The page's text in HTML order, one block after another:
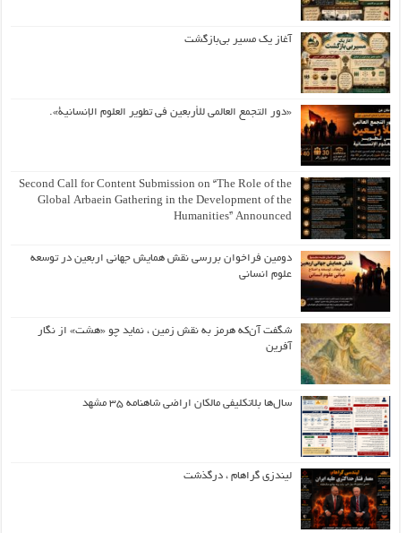
آغاز یک مسیر بی‌بازگشت
«دور التجمع العالمي للأربعين في تطوير العلوم الإنسانية».
Second Call for Content Submission on “The Role of the
Global Arbaein Gathering in the Development of the
Humanities” Announced
دومین فراخوان بررسی نقش همایش جهانی اربعین در توسعه
علوم انسانی
شگفت آن‌که هرمز به نقش زمین ، نماید چو «هشت» از نگار
آفرین
سال‌ها بلاتکلیفی مالکان اراضی شاهنامه ۳۵ مشهد
لیندزی گراهام ، درگذشت